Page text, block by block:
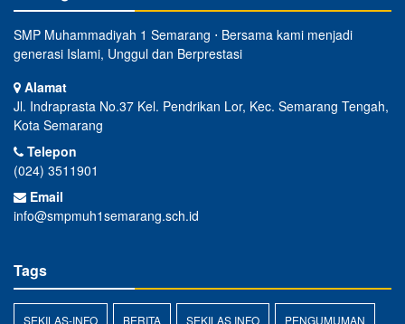
SMP Muhammadiyah 1 Semarang ⋅ Bersama kami menjadi
generasi Islami, Unggul dan Berprestasi
Alamat
Jl. Indraprasta No.37 Kel. Pendrikan Lor, Kec. Semarang Tengah,
Kota Semarang
Telepon
(024) 3511901
Email
info@smpmuh1semarang.sch.id
Tags
SEKILAS-INFO BERITA SEKILAS INFO PENGUMUMAN